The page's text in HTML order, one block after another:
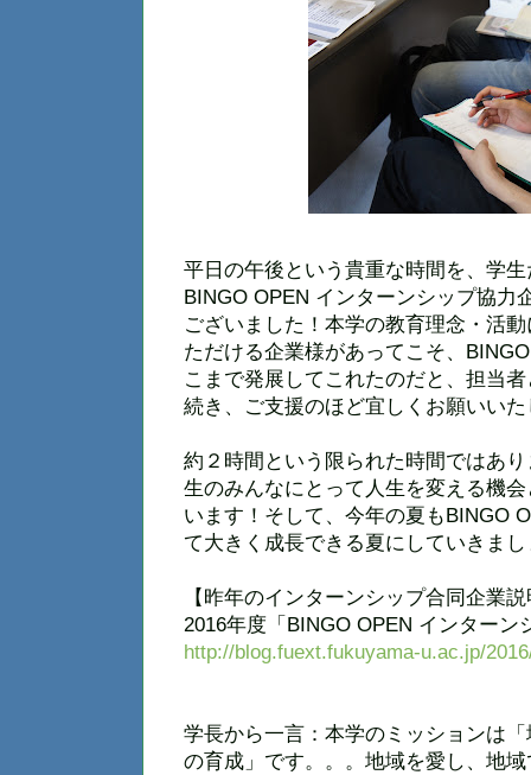
平日の午後という貴重な時間を、学
BINGO OPEN インターンシップ協力
ございました！本学の教育理念・活
ただける企業様があってこそ、
こまで発展してこれたのだと、担当
続き、ご支援のほど宜しくお願いい
約２時間という限られた時間ではあ
生のみんなにとって人生を変える機
います！そして、今年の夏もBINGO
て大きく成長できる夏にしていきま
【昨年のインターンシップ合同企業
2016年度「BINGO OPEN インター
http://blog.fuext.fukuyama-u.ac.jp/
学長から一言：本学のミッションは
の育成」です。。。地域を愛し、地